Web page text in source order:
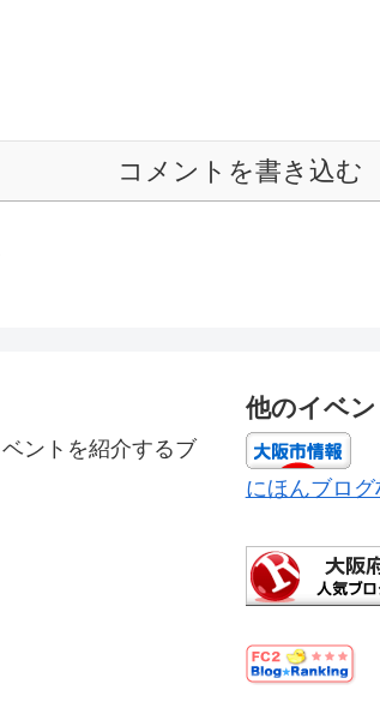
コメントを書き込む
ントを紹介するブ
他のイベ
にほんブログ